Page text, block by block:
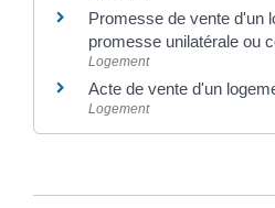
Promesse de vente d'un
promesse unilatérale ou
Logement
Acte de vente d'un
Logement